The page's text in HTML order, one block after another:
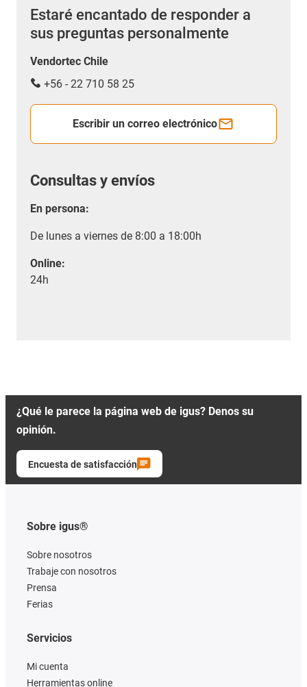
Estaré encantado de responder a
sus preguntas personalmente
Vendortec Chile
+56 - 22 710 58 25
Escribir un correo electrónico
Consultas y envíos
En persona:
De lunes a viernes de 8:00 a 18:00h
Online:
24h
¿Qué le parece la página web de igus? Denos su
opinión.
Encuesta de satisfacción
Sobre igus®
Sobre nosotros
Trabaje con nosotros
Prensa
Ferias
Servicios
Mi cuenta
Herramientas online